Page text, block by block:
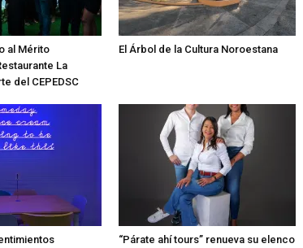
al Mérito
La
del CEPEDSC
El Árbol de la Cultura Noroestana
“Párate ahí tours” renueva su elenco